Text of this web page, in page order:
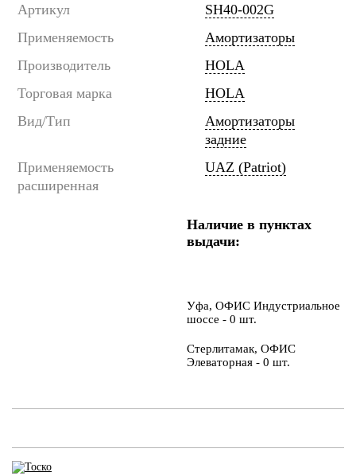
Артикул
SH40-002G
Применяемость
Амортизаторы
Производитель
HOLA
Торговая марка
HOLA
Вид/Тип
Амортизаторы
задние
Применяемость
расширенная
UAZ (Patriot)
Наличие в пунктах
выдачи:
Уфа, ОФИС Индустриальное
шоссе - 0 шт.
Стерлитамак, ОФИС
Элеваторная - 0 шт.